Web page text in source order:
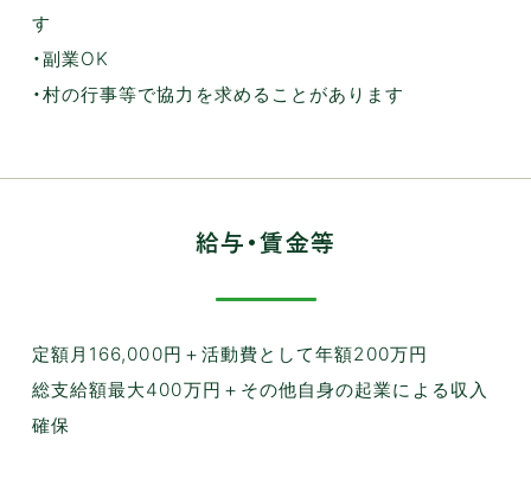
す
・副業OK
・村の行事等で協力を求めることがあります
給与・賃金等
定額月166,000円＋活動費として年額200万円
総支給額最大400万円＋その他自身の起業による収入
確保